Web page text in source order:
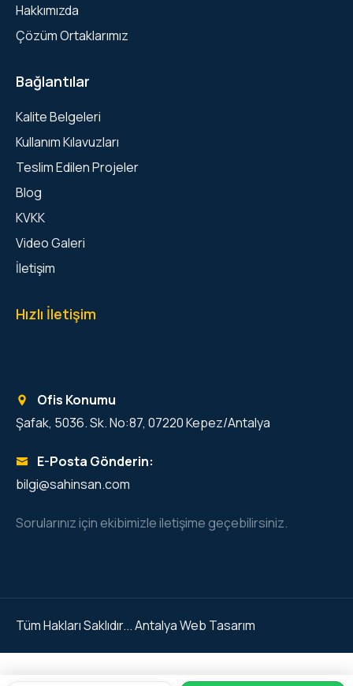
Hakkımızda
Çözüm Ortaklarımız
Bağlantılar
Kalite Belgeleri
Kullanım Kılavuzları
Teslim Edilen Projeler
Blog
KVKK
Video Galeri
İletişim
Hızlı İletişim
Ofis Konumu
Şafak, 5036. Sk. No:87, 07220 Kepez/Antalya
E-Posta Gönderin:
bilgi@sahinsan.com
Sorularınız için ekibimizle iletişime geçebilirsiniz.
Tüm Hakları Saklıdır...Antalya Web Tasarım